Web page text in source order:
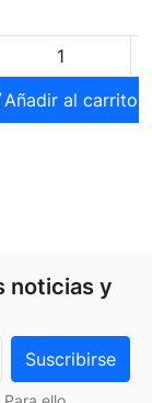
Añadir al carrito
noticias y